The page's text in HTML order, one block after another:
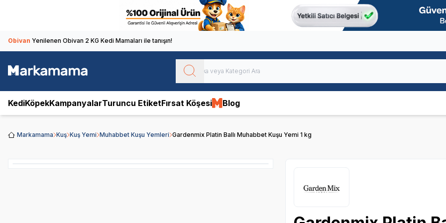
Obivan Yenilenen Obivan 2 KG Kedi Mamaları ile tanışın!
KediKöpekKampanyalarTuruncu EtiketFırsat Köşesi Blog
Markamama Kuş Kuş Yemi Muhabbet Kuşu Yemleri Gardenmix Platin Ballı Muhabbet Kuşu Yemi 1 kg